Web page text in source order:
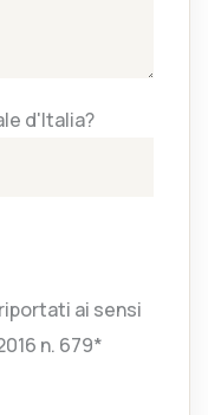
d'Italia?
ai sensi
n. 679*